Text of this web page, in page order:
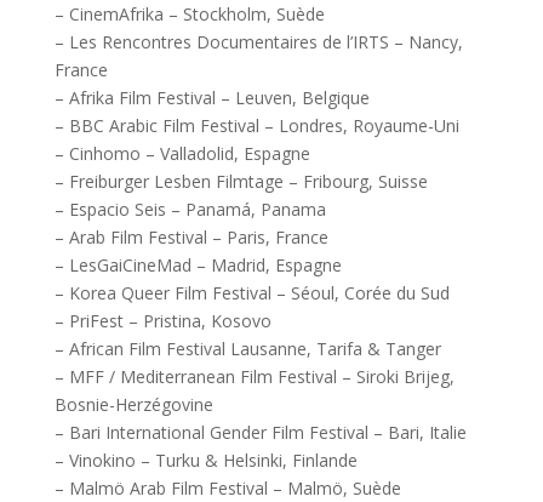
– CinemAfrika – Stockholm, Suède
– Les Rencontres Documentaires de l’IRTS – Nancy,
France
– Afrika Film Festival – Leuven, Belgique
– BBC Arabic Film Festival – Londres, Royaume-Uni
– Cinhomo – Valladolid, Espagne
– Freiburger Lesben Filmtage – Fribourg, Suisse
– Espacio Seis – Panamá, Panama
– Arab Film Festival – Paris, France
– LesGaiCineMad – Madrid, Espagne
– Korea Queer Film Festival – Séoul, Corée du Sud
– PriFest – Pristina, Kosovo
– African Film Festival Lausanne, Tarifa & Tanger
– MFF / Mediterranean Film Festival – Siroki Brijeg,
Bosnie-Herzégovine
– Bari International Gender Film Festival – Bari, Italie
– Vinokino – Turku & Helsinki, Finlande
– Malmö Arab Film Festival – Malmö, Suède